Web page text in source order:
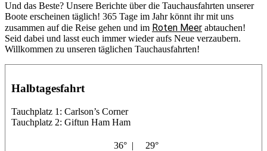
Und das Beste? Unsere Berichte über die Tauchausfahrten unserer
Boote erscheinen täglich! 365 Tage im Jahr könnt ihr mit uns
zusammen auf die Reise gehen und im Roten Meer abtauchen!
Seid dabei und lasst euch immer wieder aufs Neue verzaubern.
Willkommen zu unseren täglichen Tauchausfahrten!
Halbtagesfahrt
Tauchplatz 1: Carlson’s Corner
Tauchplatz 2: Giftun Ham Ham
36° | 29°